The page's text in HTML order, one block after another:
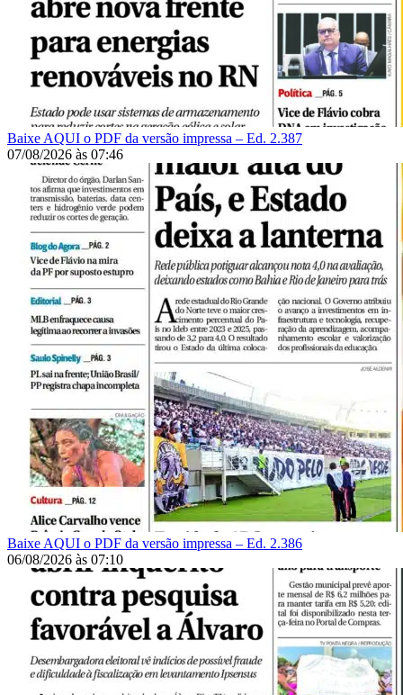
Baixe AQUI o PDF da versão impressa – Ed. 2.387
07/08/2026 às 07:46
Baixe AQUI o PDF da versão impressa – Ed. 2.386
06/08/2026 às 07:10